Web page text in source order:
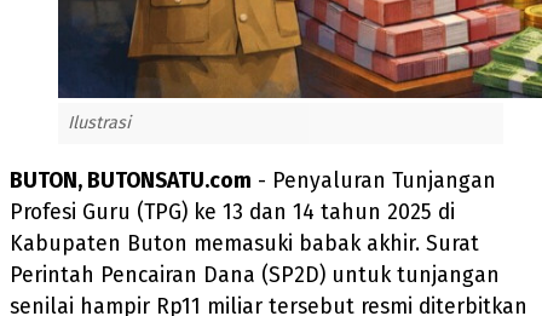
Ilustrasi
BUTON, BUTONSATU.com - Penyaluran Tunjangan
Profesi Guru (TPG) ke 13 dan 14 tahun 2025 di
Kabupaten Buton memasuki babak akhir. Surat
Perintah Pencairan Dana (SP2D) untuk tunjangan
senilai hampir Rp11 miliar tersebut resmi diterbitkan